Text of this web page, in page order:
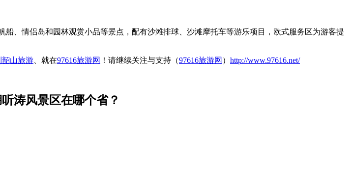
、情侣岛和园林观赏小品等景点，配有沙滩排球、沙滩摩托车等游乐项目，欧式服务区为游客提
韶山旅游 、就在97616旅游网 ！请继续关注与支持（97616旅游网 ） http://www.97616.net/
涛风景区在哪个省？